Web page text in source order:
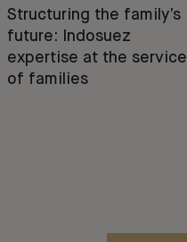
Structuring the family’s
future: Indosuez
expertise at the service
of families